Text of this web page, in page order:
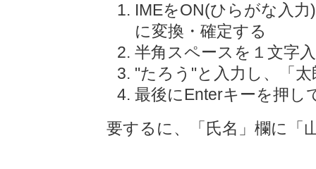
IMEをON(ひらがな入
に変換・確定する
半角スペースを１文字
"たろう"と入力し、「
最後にEnterキーを押し
要するに、「氏名」欄に「